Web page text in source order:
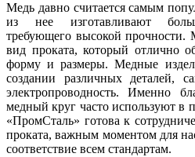
Медь давно считается самым
из нее изготавливают
требующего высокой
вид проката, который отлично
форму и размеры. Медные
создании различных деталей,
электропроводность. Именно
медный круг часто используют в
«ПромСталь» готова к
проката, важным моментом для
соответствие всем стандартам.